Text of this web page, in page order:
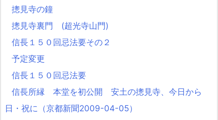
摠見寺の鐘
摠見寺裏門 (超光寺山門)
信長１５０回忌法要その２
予定変更
信長１５０回忌法要
信長所縁 本堂を初公開 安土の摠見寺、今日から
日・祝に（京都新聞2009-04-05）